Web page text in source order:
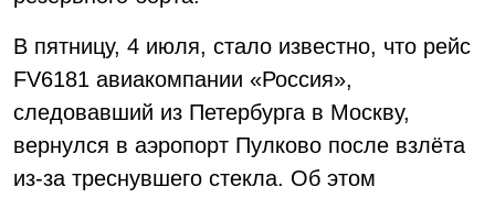
В пятницу, 4 июля, стало известно, что рейс
FV6181 авиакомпании «Россия»,
следовавший из Петербурга в Москву,
вернулся в аэропорт Пулково после взлёта
из-за треснувшего стекла. Об этом